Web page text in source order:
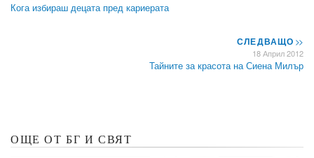
Кога избираш децата пред кариерата
СЛЕДВАЩО>>
18 Април 2012
Тайните за красота на Сиена Милър
ОЩЕ ОТ БГ И СВЯТ